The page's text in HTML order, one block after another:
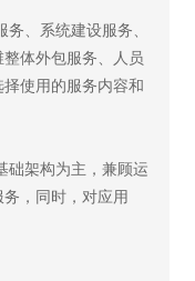
、系统建设服务、
体外包服务、人员
使用的服务内容和
础架构为主，兼顾运
，同时，对应用